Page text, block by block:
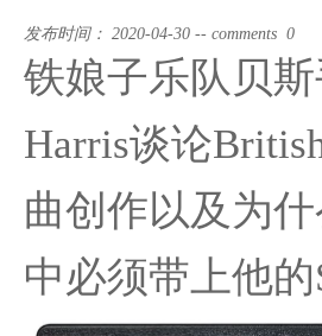
发布时间： 2020-04-30 -- comments 0
铁娘子乐队贝斯
Harris谈论
曲创作以及为
中必须带上他的